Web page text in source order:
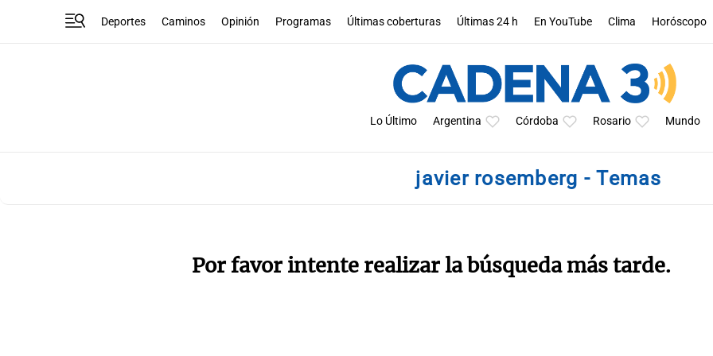
Deportes Caminos Opinión Programas Últimas coberturas Últimas 24 h En YouTube Clima Horóscopo
Lo Último Argentina Córdoba Rosario Mundo
javier rosemberg - Temas
Por favor intente realizar la búsqueda más tarde.